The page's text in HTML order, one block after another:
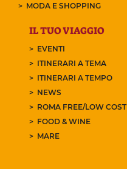
MODA E SHOPPING
IL TUO VIAGGIO
EVENTI
ITINERARI A TEMA
ITINERARI A TEMPO
NEWS
ROMA FREE/LOW COST
FOOD & WINE
MARE